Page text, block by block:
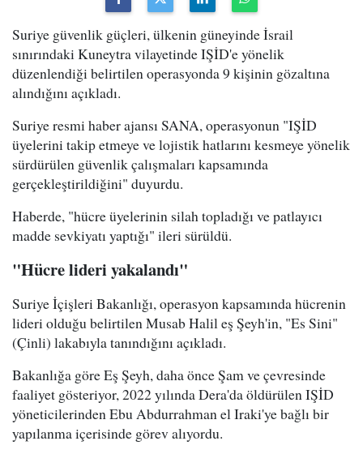
Suriye güvenlik güçleri, ülkenin güneyinde İsrail
sınırındaki Kuneytra vilayetinde IŞİD'e yönelik
düzenlendiği belirtilen operasyonda 9 kişinin gözaltına
alındığını açıkladı.
Suriye resmi haber ajansı SANA, operasyonun "IŞİD
üyelerini takip etmeye ve lojistik hatlarını kesmeye yönelik
sürdürülen güvenlik çalışmaları kapsamında
gerçekleştirildiğini" duyurdu.
Haberde, "hücre üyelerinin silah topladığı ve patlayıcı
madde sevkiyatı yaptığı" ileri sürüldü.
"Hücre lideri yakalandı"
Suriye İçişleri Bakanlığı, operasyon kapsamında hücrenin
lideri olduğu belirtilen Musab Halil eş Şeyh'in, "Es Sini"
(Çinli) lakabıyla tanındığını açıkladı.
Bakanlığa göre Eş Şeyh, daha önce Şam ve çevresinde
faaliyet gösteriyor, 2022 yılında Dera'da öldürülen IŞİD
yöneticilerinden Ebu Abdurrahman el Iraki'ye bağlı bir
yapılanma içerisinde görev alıyordu.